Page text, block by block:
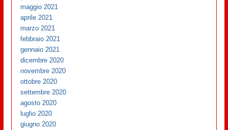
maggio 2021
aprile 2021
marzo 2021
febbraio 2021
gennaio 2021
dicembre 2020
novembre 2020
ottobre 2020
settembre 2020
agosto 2020
luglio 2020
giugno 2020